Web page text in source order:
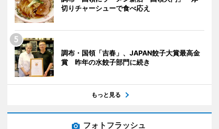
切りチャーシューで食べ応え
調布・国領「吉春」、JAPAN餃子大賞最高金
賞 昨年の水餃子部門に続き
もっと見る
フォトフラッシュ